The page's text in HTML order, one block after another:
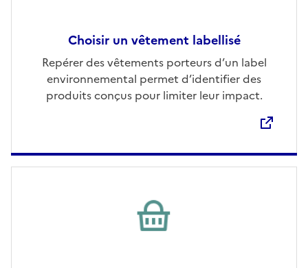
Choisir un vêtement labellisé
Ouvre une nouvelle fenêtre
Repérer des vêtements porteurs d’un label
environnemental permet d’identifier des
produits conçus pour limiter leur impact.